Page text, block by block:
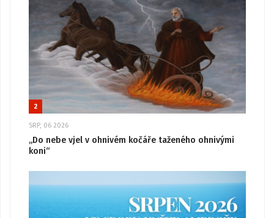
2
SRP, 06 2026
„Do nebe vjel v ohnivém kočáře taženého ohnivými
koni“